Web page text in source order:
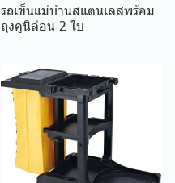
รถเข็นแม่บ้านสแตนเลสพร้อม
ถุงคูนิล่อน 2 ใบ